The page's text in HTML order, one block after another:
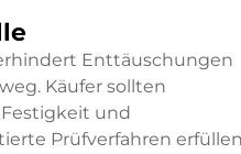
Enttäuschungen
Käufer sollten
und
Prüfverfahren erfüllen